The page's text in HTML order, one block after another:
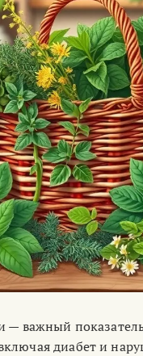
— важный
диабет и